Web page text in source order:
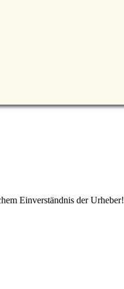
Einverständnis der Urheber!